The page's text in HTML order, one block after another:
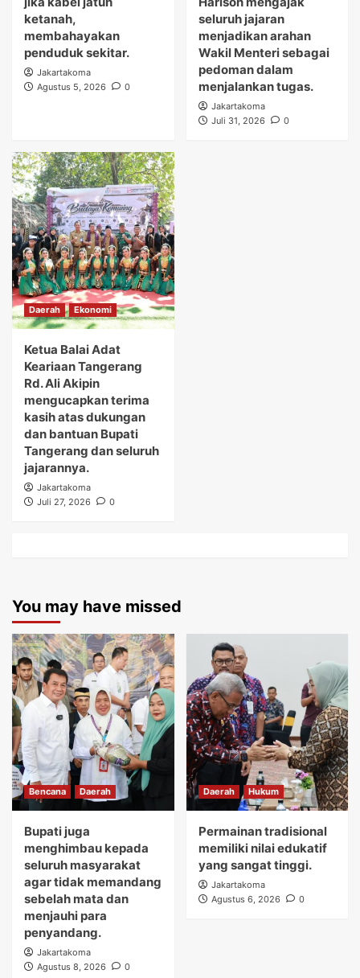
ketanah,
membahayakan
penduduk sekitar.
Jakartakoma
Agustus 5, 2026
0
seluruh jajaran
menjadikan arahan
Wakil Menteri sebagai
pedoman dalam
menjalankan tugas.
Jakartakoma
Juli 31, 2026
0
Daerah Ekonomi
Ketua Balai Adat
Keariaan Tangerang
Rd. Ali Akipin
mengucapkan terima
kasih atas dukungan
dan bantuan Bupati
Tangerang dan seluruh
jajarannya.
Jakartakoma
Juli 27, 2026
0
You may have missed
Bencana Daerah
Bupati juga
menghimbau kepada
seluruh masyarakat
agar tidak memandang
sebelah mata dan
menjauhi para
penyandang.
Jakartakoma
Agustus 8, 2026
0
Daerah Hukum
Permainan tradisional
memiliki nilai edukatif
yang sangat tinggi.
Jakartakoma
Agustus 6, 2026
0